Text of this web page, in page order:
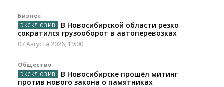
Бизнес
В Новосибирской области резко
сократился грузооборот в автоперевозках
07 Августа 2026, 19:00
Общество
В Новосибирске прошёл митинг
против нового закона о памятниках